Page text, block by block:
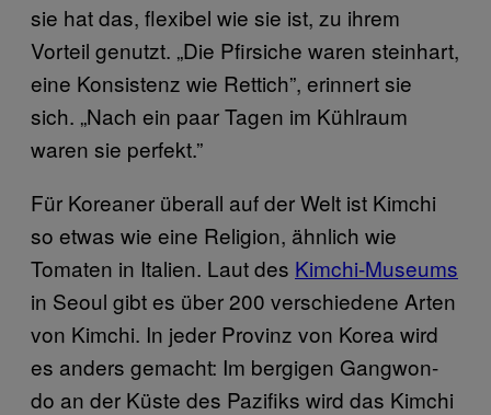
sie hat das, flexibel wie sie ist, zu ihrem
Vorteil genutzt. „Die Pfirsiche waren steinhart,
eine Konsistenz wie Rettich”, erinnert sie
sich. „Nach ein paar Tagen im Kühlraum
waren sie perfekt.”
Für Koreaner überall auf der Welt ist Kimchi
so etwas wie eine Religion, ähnlich wie
Tomaten in Italien. Laut des Kimchi-Museums
in Seoul gibt es über 200 verschiedene Arten
von Kimchi. In jeder Provinz von Korea wird
es anders gemacht: Im bergigen Gangwon-
do an der Küste des Pazifiks wird das Kimchi